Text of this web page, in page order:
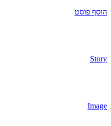
הוסף פוסט
Story
Image